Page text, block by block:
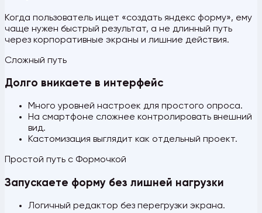
Когда пользователь ищет «создать яндекс форму», ему
чаще нужен быстрый результат, а не длинный путь
через корпоративные экраны и лишние действия.
Сложный путь
Долго вникаете в интерфейс
Много уровней настроек для простого опроса.
На смартфоне сложнее контролировать внешний
вид.
Кастомизация выглядит как отдельный проект.
Простой путь с Формочкой
Запускаете форму без лишней нагрузки
Логичный редактор без перегрузки экрана.